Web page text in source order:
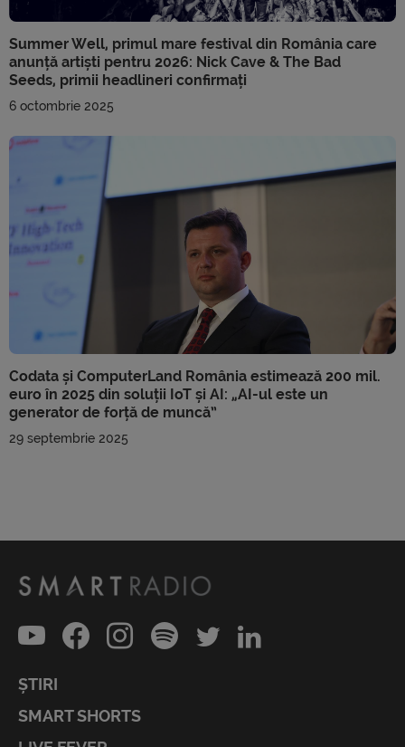
Summer Well, primul mare festival din România care
anunță artiști pentru 2026: Nick Cave & The Bad
Seeds, primii headlineri confirmați
6 octombrie 2025
Codata și ComputerLand România estimează 200 mil.
euro în 2025 din soluții IoT și AI: „AI-ul este un
generator de forță de muncă”
29 septembrie 2025
ȘTIRI
SMART SHORTS